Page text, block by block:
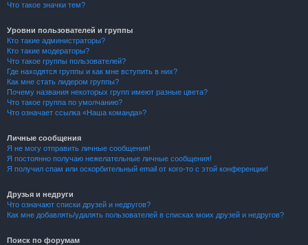
Что такое значки тем?
Уровни пользователей и группы
Кто такие администраторы?
Кто такие модераторы?
Что такое группы пользователей?
Где находятся группы и как мне вступить в них?
Как мне стать лидером группы?
Почему названия некоторых групп имеют разные цвета?
Что такое группа по умолчанию?
Что означает ссылка «Наша команда»?
Личные сообщения
Я не могу отправить личные сообщения!
Я постоянно получаю нежелательные личные сообщения!
Я получил спам или оскорбительный email от кого-то с этой конференции!
Друзья и недруги
Что означают списки друзей и недругов?
Как мне добавлять/удалять пользователей в списках моих друзей и недругов?
Поиск по форумам